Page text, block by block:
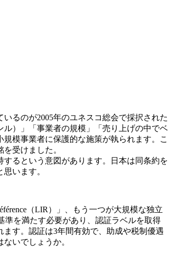
るのが2005年のユネスコ総会で採択された
）」「事業者の規模」「売り上げの中でベ
模事業者に保護的な施策が執られます。こ
受けました。
るという意図があります。日本は同条約を
います。
（LIR）」、もう一つが大規模な独立
準を満たす必要があり、認証ラベルを取得
す。認証は3年間有効で、助成や税制優遇
いでしょうか。